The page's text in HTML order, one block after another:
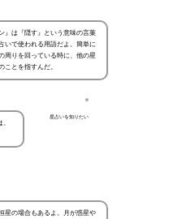
』は『隠す』という意味の言葉
いで使われる用語だよ。簡単に
周りを回っている時に、他の星
ことを指すんだ。
星占いを知りたい
星の場合もあるよ。月が惑星や